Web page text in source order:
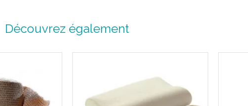
Découvrez également